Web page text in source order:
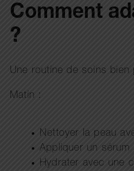
Comment
?
Une routine de soins
Matin :
Nettoyer la peau
Appliquer un sérum
Hydrater avec une